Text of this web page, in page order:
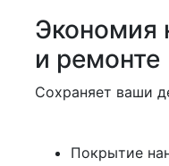
Экономия
и ремонте
Сохраняет ваши
Покрытие